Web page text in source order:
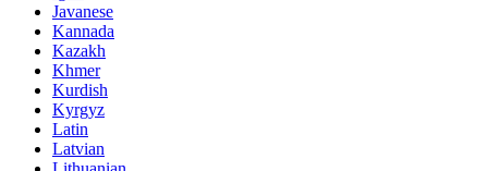
Javanese
Kannada
Kazakh
Khmer
Kurdish
Kyrgyz
Latin
Latvian